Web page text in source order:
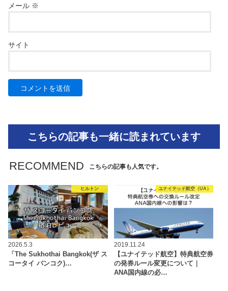
メール ※
サイト
こちらの記事も一緒に読まれています
RECOMMEND こちらの記事も人気です。
ヒルトン
2026.5.3
「The Sukhothai Bangkok(ザ ス
コータイ バンコク)…
ユナイテッド航空（UA）
2019.11.24
【ユナイテッド航空】特典航空券
の発券ルール変更について｜
ANA国内線の必…